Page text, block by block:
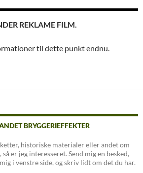
REKLAME FILM.
til dette punkt endnu.
BRYGGERIEFFEKTER
historiske materialer eller andet om
er jeg interesseret. Send mig en besked,
i venstre side, og skriv lidt om det du har.